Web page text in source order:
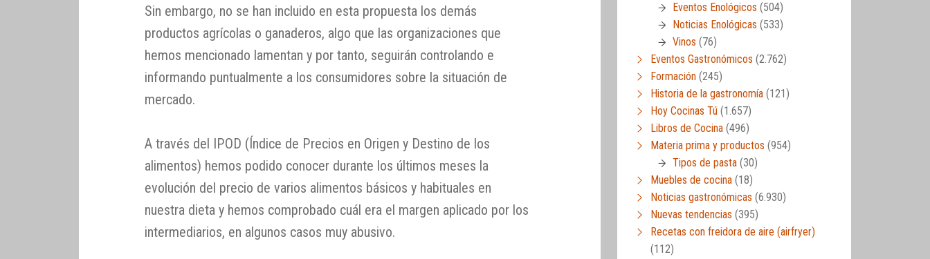
Sin embargo, no se han incluido en esta propuesta los demás
productos agrícolas o ganaderos, algo que las organizaciones que
hemos mencionado lamentan y por tanto, seguirán controlando e
informando puntualmente a los consumidores sobre la situación de
mercado.
A través del IPOD (Índice de Precios en Origen y Destino de los
alimentos) hemos podido conocer durante los últimos meses la
evolución del precio de varios alimentos básicos y habituales en
nuestra dieta y hemos comprobado cuál era el margen aplicado por los
intermediarios, en algunos casos muy abusivo.
Eventos Enológicos (504)
Noticias Enológicas (533)
Vinos (76)
Eventos Gastronómicos (2.762)
Formación (245)
Historia de la gastronomía (121)
Hoy Cocinas Tú (1.657)
Libros de Cocina (496)
Materia prima y productos (954)
Tipos de pasta (30)
Muebles de cocina (18)
Noticias gastronómicas (6.930)
Nuevas tendencias (395)
Recetas con freidora de aire (airfryer)
(112)